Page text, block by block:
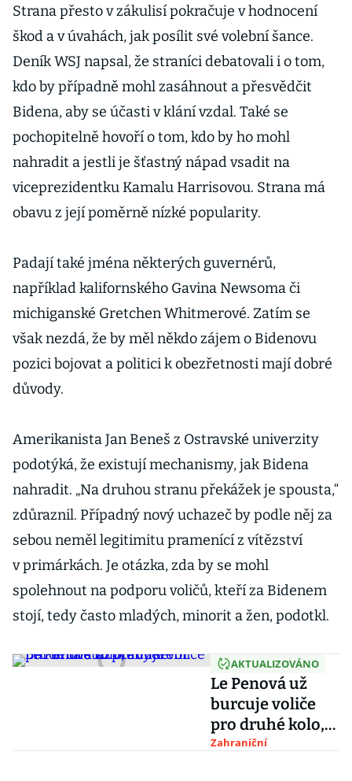
Strana přesto v zákulisí pokračuje v hodnocení
škod a v úvahách, jak posílit své volební šance.
Deník WSJ napsal, že straníci debatovali i o tom,
kdo by případně mohl zasáhnout a přesvědčit
Bidena, aby se účasti v klání vzdal. Také se
pochopitelně hovoří o tom, kdo by ho mohl
nahradit a jestli je šťastný nápad vsadit na
viceprezidentku Kamalu Harrisovou. Strana má
obavu z její poměrně nízké popularity.
Padají také jména některých guvernérů,
například kalifornského Gavina Newsoma či
michiganské Gretchen Whitmerové. Zatím se
však nezdá, že by měl někdo zájem o Bidenovu
pozici bojovat a politici k obezřetnosti mají dobré
důvody.
Amerikanista Jan Beneš z Ostravské univerzity
podotýká, že existují mechanismy, jak Bidena
nahradit. „Na druhou stranu překážek je spousta,“
zdůraznil. Případný nový uchazeč by podle něj za
sebou neměl legitimitu pramenící z vítězství
v primárkách. Je otázka, zda by se mohl
spolehnout na podporu voličů, kteří za Bidenem
stojí, tedy často mladých, minorit a žen, podotkl.
AKTUALIZOVÁNO
Le Penová už
burcuje voliče
pro druhé kolo,
aby se Bardella
Zahraniční